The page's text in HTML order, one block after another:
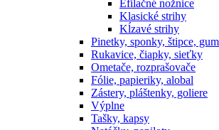
Efilačné nožnice
Klasické strihy
Kĺzavé strihy
Pinetky, sponky, štipce,
Rukavice, čiapky, sieťky
Ometače, rozprašovače
Fólie, papieriky, alobal
Zástery, pláštenky, goliere
Výplne
Tašky, kapsy